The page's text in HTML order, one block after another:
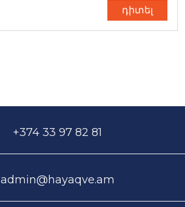
դիտել
+374 33 97 82 81
admin@hayaqve.am